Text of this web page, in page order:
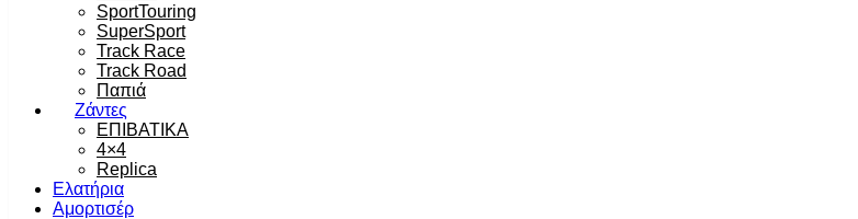
SportTouring
SuperSport
Track Race
Track Road
Παπιά
Ζάντες
ΕΠΙΒΑΤΙΚΑ
4×4
Replica
Ελατήρια
Αμορτισέρ